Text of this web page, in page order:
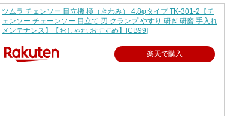
ツムラ チェンソー 目立機 極（きわみ） 4.8φタイプ TK-301-2【チ
ェンソー チェーンソー 目立て 刃 クランプ やすり 研ぎ 研磨 手入れ
メンテナンス】【おしゃれ おすすめ】[CB99]
楽天で購入